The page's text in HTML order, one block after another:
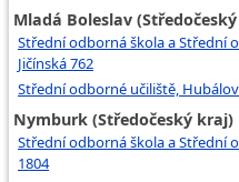
Mladá Boleslav
Střední odborná škola a Střední
Jičínská 762
Střední odborné učiliště,
Nymburk (Středočeský kraj)
Střední odborná škola a Střední
1804